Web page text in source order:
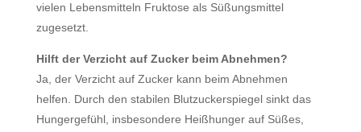
vielen Lebensmitteln Fruktose als Süßungsmittel
zugesetzt.
Hilft der Verzicht auf Zucker beim Abnehmen?
Ja, der Verzicht auf Zucker kann beim Abnehmen
helfen. Durch den stabilen Blutzuckerspiegel sinkt das
Hungergefühl, insbesondere Heißhunger auf Süßes,